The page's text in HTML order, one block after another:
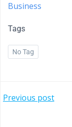
Business
Tags
No Tag
Previous post